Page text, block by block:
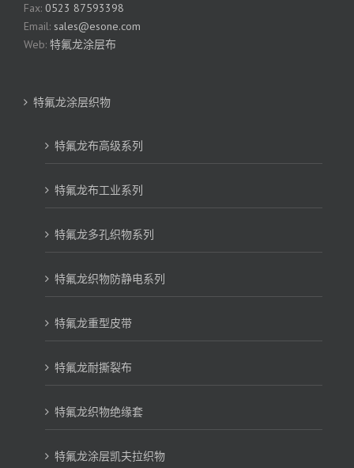
Fax: 0523 87593398
Email: sales@esone.com
Web: 特氟龙涂层布
特氟龙涂层织物
特氟龙布高级系列
特氟龙布工业系列
特氟龙多孔织物系列
特氟龙织物防静电系列
特氟龙重型皮带
特氟龙耐撕裂布
特氟龙织物绝缘套
特氟龙涂层凯夫拉织物